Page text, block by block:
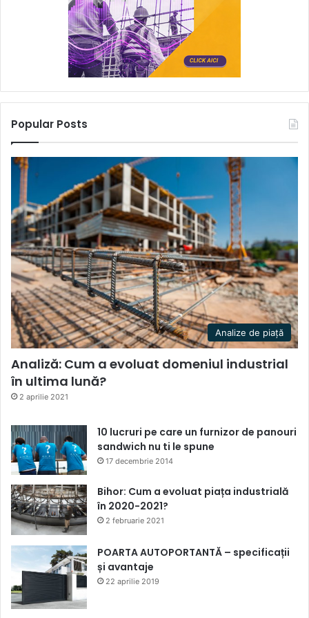
Popular Posts
Analize de piață
Analiză: Cum a evoluat domeniul industrial
în ultima lună?
2 aprilie 2021
10 lucruri pe care un furnizor de panouri
sandwich nu ti le spune
17 decembrie 2014
Bihor: Cum a evoluat piața industrială
în 2020-2021?
2 februarie 2021
POARTA AUTOPORTANTĂ – specificații
și avantaje
22 aprilie 2019